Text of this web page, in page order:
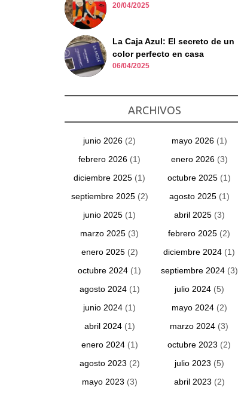
20/04/2025
La Caja Azul: El secreto de un
color perfecto en casa
06/04/2025
ARCHIVOS
junio 2026 (2) mayo 2026(1)
febrero 2026 (1) enero 2026(3)
diciembre 2025 (1) octubre 2025 (1)
septiembre 2025(2) agosto 2025(1)
junio 2025 (1) abril 2025(3)
marzo 2025 (3) febrero 2025 (2)
enero 2025(2) diciembre 2024 (1)
octubre 2024 (1) septiembre 2024(3)
agosto 2024(1) julio 2024(5)
junio 2024 (1) mayo 2024(2)
abril 2024(1) marzo 2024 (3)
enero 2024(1) octubre 2023 (2)
agosto 2023 (2) julio 2023 (5)
mayo 2023 (3) abril 2023 (2)